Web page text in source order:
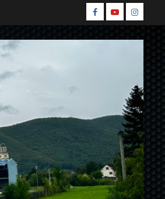
Spin
Facebook
Spin
Youtube
Spin